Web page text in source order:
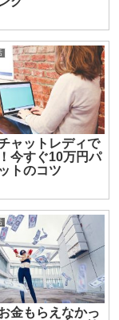
ャットレディで
今すぐ10万円パ
トのコツ
金もらえなかっ